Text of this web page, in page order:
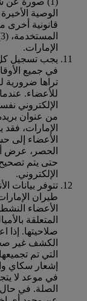
الوصية
قانونية أخرى
الإمارات.
يجب تسجيل كل
في جميع
تراها ضرورية
للأعضاء.
الإلكتروني
من عنوان
الإمارات،
الأعضاء إلى
الحصر، عرض
حتى يتم
الإلكتروني.
تتوفر بيانات
طيران
الأعضاء
المتعلقة
صلاحيتها.
الكشف غير
التي تم
إشعار سكاي
الصلة. في